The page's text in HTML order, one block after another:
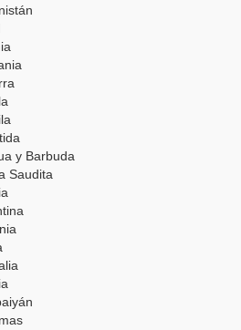
y Barbuda
Saudita